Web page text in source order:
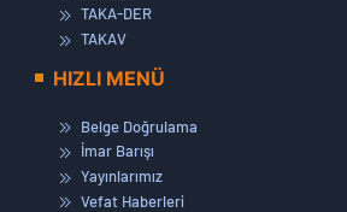
TAKA-DER
TAKAV
HIZLI MENÜ
Belge Doğrulama
İmar Barışı
Yayınlarımız
Vefat Haberleri